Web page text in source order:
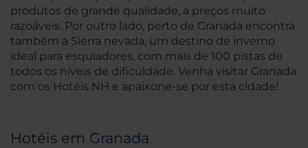
produtos de grande qualidade, a preços muito
razoáveis. Por outro lado, perto de Granada encontra
também a Sierra nevada, um destino de inverno
ideal para esquiadores, com mais de 100 pistas de
todos os níveis de dificuldade. Venha visitar Granada
com os Hotéis NH e apaixone-se por esta cidade!
Hotéis em Granada